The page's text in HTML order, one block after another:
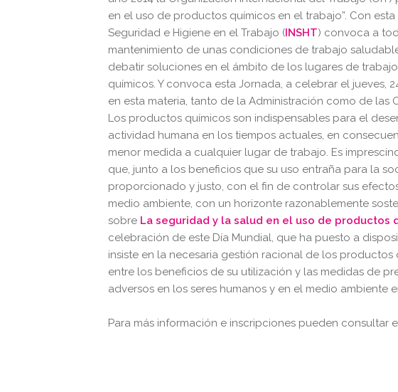
en el uso de productos químicos en el trabajo”. Con
Seguridad e Higiene en el Trabajo (INSHT) convoca a
mantenimiento de unas condiciones de trabajo
debatir soluciones en el ámbito de los lugares de
químicos. Y convoca esta Jornada, a celebrar el jueves,
en esta materia, tanto de la Administración como de las
Los productos químicos son indispensables para el
actividad humana en los tiempos actuales, en
menor medida a cualquier lugar de trabajo. Es
que, junto a los beneficios que su uso entraña para la
proporcionado y justo, con el fin de controlar sus
medio ambiente, con un horizonte razonablemente
sobre La seguridad y la salud en el uso de productos
celebración de este Día Mundial, que ha puesto a
insiste en la necesaria gestión racional de los
entre los beneficios de su utilización y las medidas de
adversos en los seres humanos y en el medio ambiente
Para más información e inscripciones pueden consultar